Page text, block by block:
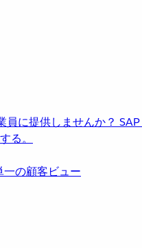
に提供しませんか？ SAP
る。
一の顧客ビュー